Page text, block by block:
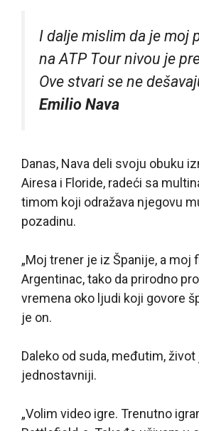
I dalje mislim da je moj
na ATP Tour nivou je
Ove stvari se ne
Emilio Nava
Danas, Nava deli svoju obuku
Airesa i Floride, radeći sa
timom koji odražava njegovu
pozadinu.
„Moj trener je iz Španije, a moj
Argentinac, tako da prirodno
vremena oko ljudi koji govore
je on.
Daleko od suda, međutim,
jednostavniji.
„Volim video igre. Trenutno